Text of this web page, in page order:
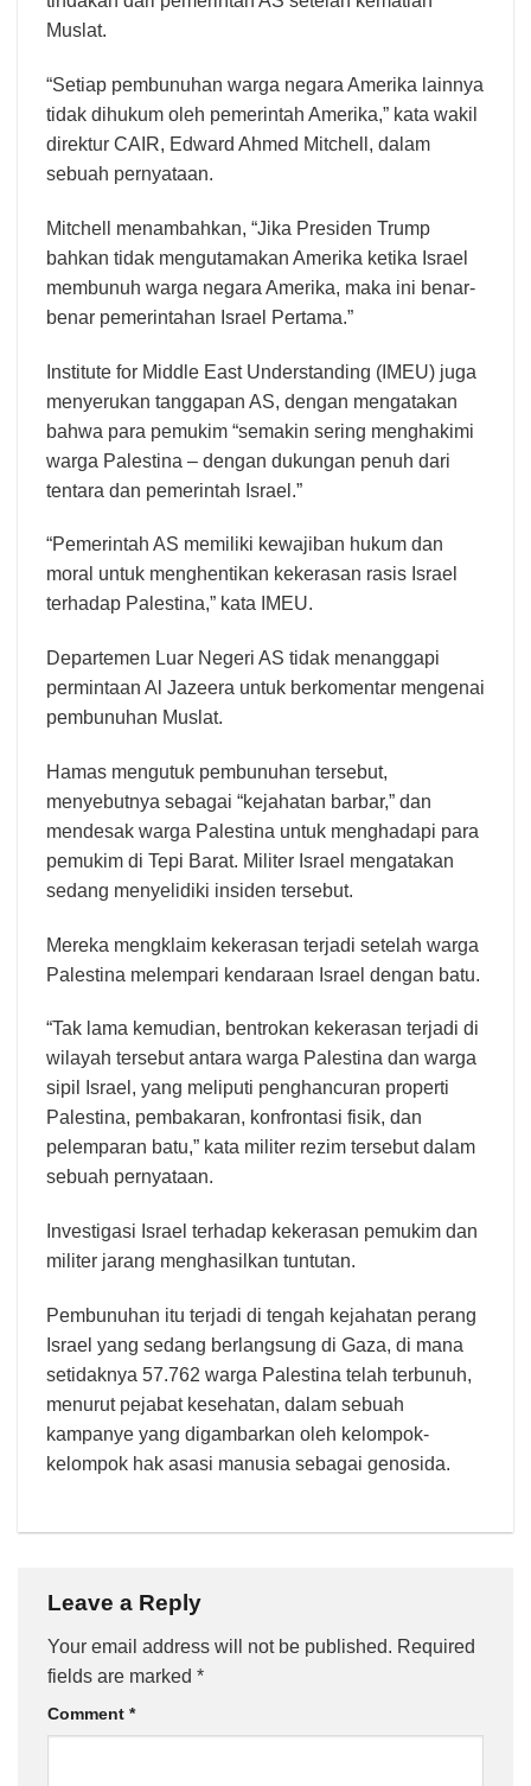
Muslat.
“Setiap pembunuhan warga negara Amerika lainnya
tidak dihukum oleh pemerintah Amerika,” kata wakil
direktur CAIR, Edward Ahmed Mitchell, dalam
sebuah pernyataan.
Mitchell menambahkan, “Jika Presiden Trump
bahkan tidak mengutamakan Amerika ketika Israel
membunuh warga negara Amerika, maka ini benar-
benar pemerintahan Israel Pertama.”
Institute for Middle East Understanding (IMEU) juga
menyerukan tanggapan AS, dengan mengatakan
bahwa para pemukim “semakin sering menghakimi
warga Palestina – dengan dukungan penuh dari
tentara dan pemerintah Israel.”
“Pemerintah AS memiliki kewajiban hukum dan
moral untuk menghentikan kekerasan rasis Israel
terhadap Palestina,” kata IMEU.
Departemen Luar Negeri AS tidak menanggapi
permintaan Al Jazeera untuk berkomentar mengenai
pembunuhan Muslat.
Hamas mengutuk pembunuhan tersebut,
menyebutnya sebagai “kejahatan barbar,” dan
mendesak warga Palestina untuk menghadapi para
pemukim di Tepi Barat. Militer Israel mengatakan
sedang menyelidiki insiden tersebut.
Mereka mengklaim kekerasan terjadi setelah warga
Palestina melempari kendaraan Israel dengan batu.
“Tak lama kemudian, bentrokan kekerasan terjadi di
wilayah tersebut antara warga Palestina dan warga
sipil Israel, yang meliputi penghancuran properti
Palestina, pembakaran, konfrontasi fisik, dan
pelemparan batu,” kata militer rezim tersebut dalam
sebuah pernyataan.
Investigasi Israel terhadap kekerasan pemukim dan
militer jarang menghasilkan tuntutan.
Pembunuhan itu terjadi di tengah kejahatan perang
Israel yang sedang berlangsung di Gaza, di mana
setidaknya 57.762 warga Palestina telah terbunuh,
menurut pejabat kesehatan, dalam sebuah
kampanye yang digambarkan oleh kelompok-
kelompok hak asasi manusia sebagai genosida.
Leave a Reply
Your email address will not be published. Required
fields are marked *
Comment *